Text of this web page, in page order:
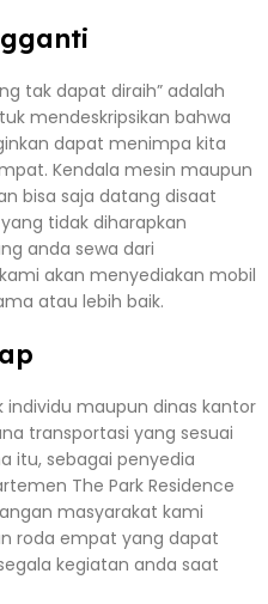
tak dapat diraih” adalah
mendeskripsikan bahwa
dapat menimpa kita
Kendala mesin maupun
bisa saja datang disaat
tidak diharapkan
anda sewa dari
akan menyediakan mobil
atau lebih baik.
individu maupun dinas kantor
transportasi yang sesuai
itu, sebagai penyedia
The Park Residence
masyarakat kami
roda empat yang dapat
kegiatan anda saat